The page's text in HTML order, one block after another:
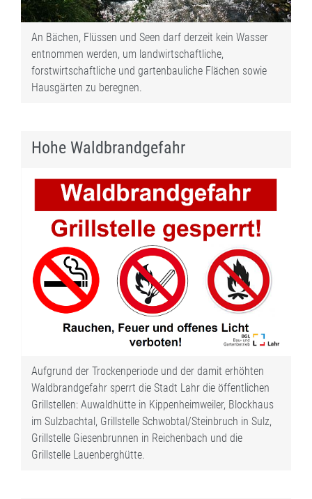
An Bächen, Flüssen und Seen darf derzeit kein Wasser
entnommen werden, um landwirtschaftliche,
forstwirtschaftliche und gartenbauliche Flächen sowie
Hausgärten zu beregnen.
Hohe Waldbrandgefahr
Aufgrund der Trockenperiode und der damit erhöhten
Waldbrandgefahr sperrt die Stadt Lahr die öffentlichen
Grillstellen: Auwaldhütte in Kippenheimweiler, Blockhaus
im Sulzbachtal, Grillstelle Schwobtal/Steinbruch in Sulz,
Grillstelle Giesenbrunnen in Reichenbach und die
Grillstelle Lauenberghütte.